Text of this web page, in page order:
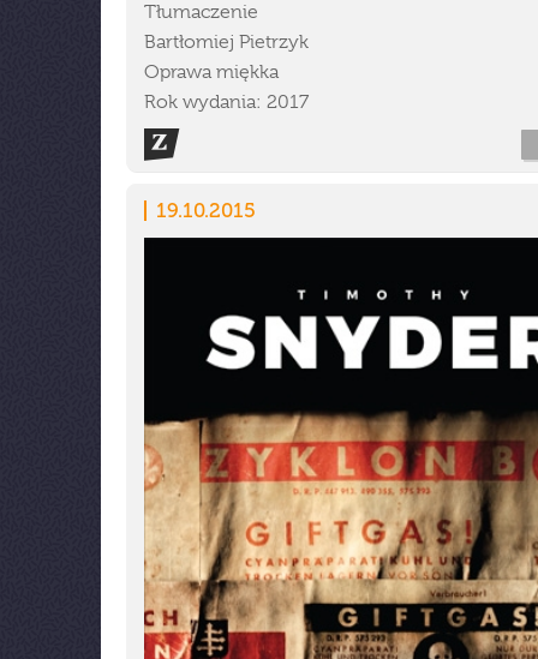
Tłumaczenie
Bartłomiej Pietrzyk
Oprawa miękka
Rok wydania: 2017
19.10.2015